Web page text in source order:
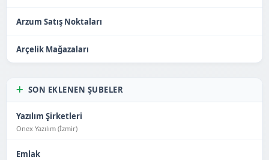
Arzum Satış Noktaları
Arçelik Mağazaları
SON EKLENEN ŞUBELER
Yazılım Şirketleri
Onex Yazılım (İzmir)
Emlak